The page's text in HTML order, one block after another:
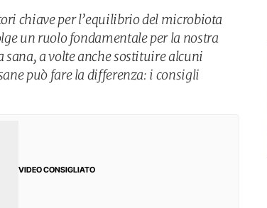
chiave per l’equilibrio del microbiota
un ruolo fondamentale per la nostra
sana, a volte anche sostituire alcuni
può fare la differenza: i consigli
VIDEO CONSIGLIATO